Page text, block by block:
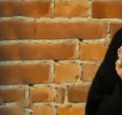
Savunma
Seçim 2023
Spor